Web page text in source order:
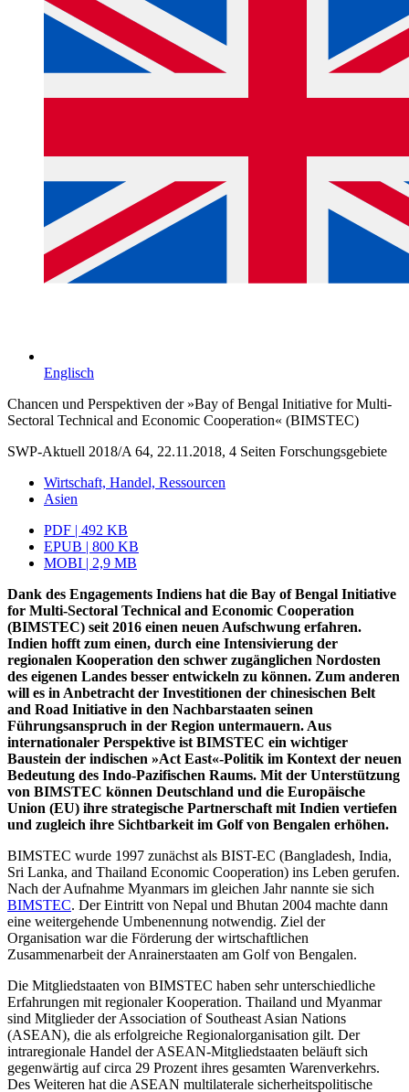
Englisch
Chancen und Perspektiven der »Bay of Bengal Initiative for Multi-
Sectoral Technical and Economic Cooperation« (BIMSTEC)
SWP-Aktuell 2018/A 64, 22.11.2018, 4 Seiten Forschungsgebiete
Wirtschaft, Handel, Ressourcen
Asien
PDF | 492 KB
EPUB | 800 KB
MOBI | 2,9 MB
Dank des Engagements Indiens hat die Bay of Bengal Initiative
for Multi-Sectoral Technical and Economic Cooperation
(BIMSTEC) seit 2016 einen neuen Aufschwung erfahren.
Indien hofft zum einen, durch eine Intensivierung der
regionalen Koope­ration den schwer zugänglichen Nordosten
des eigenen Landes besser entwickeln zu können. Zum anderen
will es in Anbetracht der Investitionen der chinesischen Belt
and Road Initiative in den Nachbarstaaten seinen
Führungsanspruch in der Region untermauern. Aus
internationaler Perspektive ist BIMSTEC ein wichtiger
Baustein der indischen »Act East«-Politik im Kontext der neuen
Bedeutung des Indo-Pazifischen Raums. Mit der Unterstützung
von BIMSTEC können Deutschland und die Europäi­sche
Union (EU) ihre strategische Partnerschaft mit Indien vertiefen
und zugleich ihre Sichtbarkeit im Golf von Bengalen erhöhen.
BIMSTEC wurde 1997 zunächst als BIST-EC (Bangladesh, India,
Sri Lanka, and Thailand Economic Cooperation) ins Leben gerufen.
Nach der Aufnahme Myanmars im gleichen Jahr nannte sie sich
BIMSTEC. Der Eintritt von Nepal und Bhutan 2004 machte dann
eine weitergehende Umbenennung notwen­dig. Ziel der
Organisation war die Förde­rung der wirt­schaftlichen
Zusammenarbeit der An­rainerstaaten am Golf von Bengalen.
Die Mitgliedstaaten von BIMSTEC haben sehr unterschiedliche
Erfahrungen mit regionaler Kooperation. Thailand und Myanmar
sind Mitglieder der Association of Southeast Asian Nations
(ASEAN), die als erfolgreiche Regionalorganisation gilt. Der
intraregionale Handel der ASEAN-Mitglied­staaten beläuft sich
gegenwärtig aufcirca 29 Prozent ihres gesamten Warenverkehrs.
Des Weiteren hat die ASEAN multilaterale sicherheitspolitische